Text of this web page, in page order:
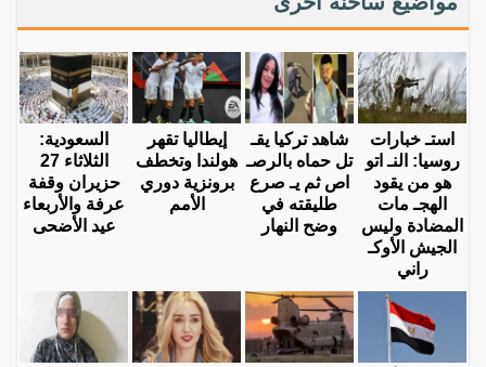
استـ خبارات
روسيا: النـ اتو
هو من يقود
الهجـ مات
المضادة وليس
الجيش الأوكـ
راني
شاهد تركيا يقـ
تل حماه بالرصـ
اص ثم يـ صرع
طليقته في
وضح النهار
إيطاليا تقهر
هولندا وتخطف
برونزية دوري
الأمم
السعودية:
الثلاثاء 27
حزيران وقفة
عرفة والأربعاء
عيد الأضحى